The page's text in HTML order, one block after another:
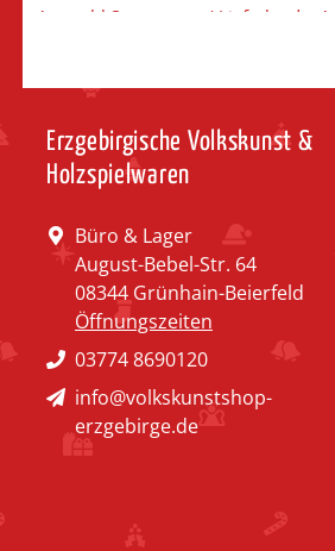
Auswahl Steuerzone / Lieferland
Erzgebirgische Volkskunst &
Holzspielwaren
Büro & Lager
August-Bebel-Str. 64
08344 Grünhain-Beierfeld
Öffnungszeiten
03774 8690120
info@volkskunstshop-
erzgebirge.de